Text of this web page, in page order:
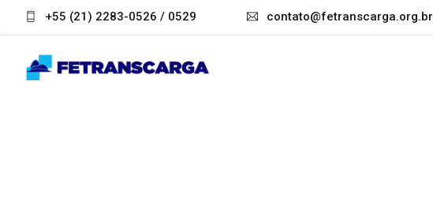
+55 (21) 2283-0526 / 0529 contato@fetranscarga.org.br